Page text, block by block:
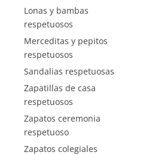
Lonas y bambas
respetuosos
Merceditas y pepitos
respetuosos
Sandalias respetuosas
Zapatillas de casa
respetuosos
Zapatos ceremonia
respetuoso
Zapatos colegiales